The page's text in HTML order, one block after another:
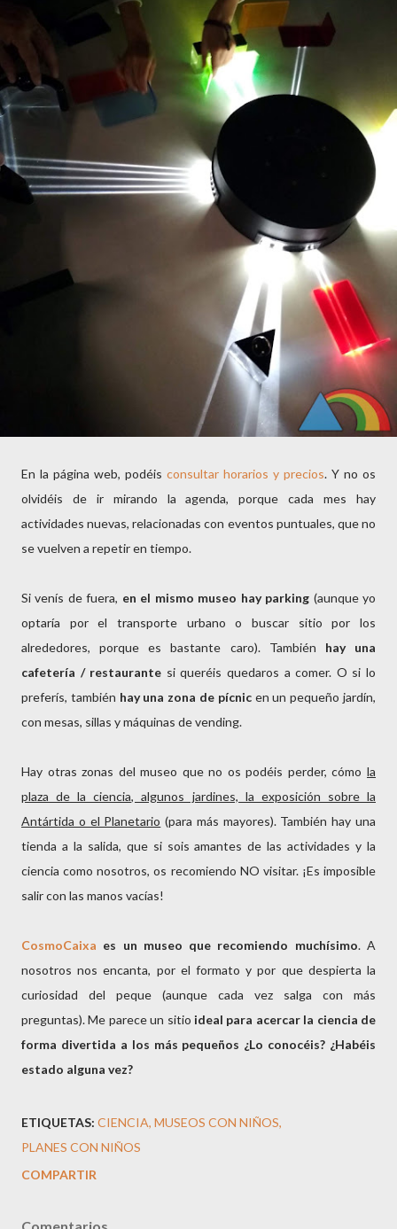
En la página web, podéis consultar horarios y precios. Y no os
olvidéis de ir mirando la agenda, porque cada mes hay
actividades nuevas, relacionadas con eventos puntuales, que no
se vuelven a repetir en tiempo.
Si venís de fuera, en el mismo museo hay parking (aunque yo
optaría por el transporte urbano o buscar sitio por los
alrededores, porque es bastante caro). También hay una
cafetería / restaurante si queréis quedaros a comer. O si lo
preferís, también hay una zona de pícnicen un pequeño jardín,
con mesas, sillas y máquinas de vending.
Hay otras zonas del museo que no os podéis perder, cómo la
plaza de la ciencia, algunos jardines, la exposición sobre la
Antártida o el Planetario (para más mayores). También hay una
tienda a la salida, que si sois amantes de las actividades y la
ciencia como nosotros, os recomiendo NO visitar. ¡Es imposible
salir con las manos vacías!
CosmoCaixa es un museo que recomiendo muchísimo. A
nosotros nos encanta, por el formato y por que despierta la
curiosidad del peque (aunque cada vez salga con más
preguntas). Me parece un sitio ideal para acercar la ciencia de
forma divertida a los más pequeños ¿Lo conocéis? ¿Habéis
estado alguna vez?
ETIQUETAS: CIENCIA MUSEOS CON NIÑOS
PLANES CON NIÑOS
COMPARTIR